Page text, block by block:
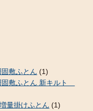
敷ふとん (1)
固敷ふとん 新キルト
量掛けふとん (1)